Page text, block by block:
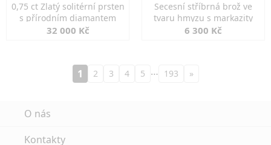
0,75 ct Zlatý solitérní prsten
s přírodním diamantem
32 000 Kč
Secesní stříbrná brož ve
tvaru hmyzu s markazity
6 300 Kč
1 2 3 4 5 … 193 »
O nás
Kontakty